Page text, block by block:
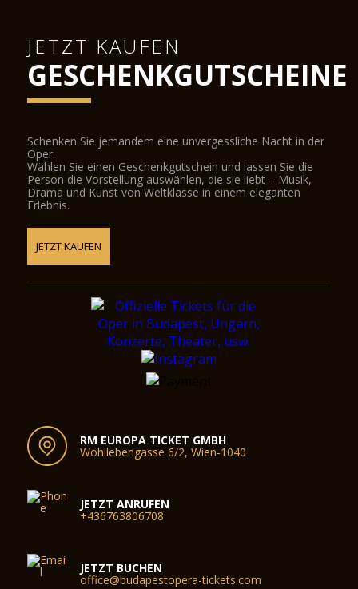
JETZT KAUFEN
GESCHENKGUTSCHEINE
Schenken Sie jemandem eine unvergessliche Nacht in der
Oper.
Wählen Sie einen Geschenkgutschein und lassen Sie die
Person die Vorstellung auswählen, die sie liebt – Musik,
Drama und Kunst von Weltklasse in einem eleganten
Erlebnis.
JETZT KAUFEN
RM EUROPA TICKET GMBH
Wohllebengasse 6/2, Wien-1040
JETZT ANRUFEN
+436763806708
JETZT BUCHEN
office@budapestopera-tickets.com